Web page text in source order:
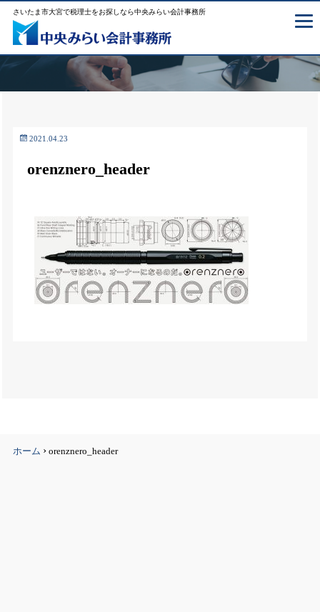
さいたま市大宮で税理士をお探しなら中央みらい会計事務所
2021.04.23
orenznero_header
ホーム ›orenznero_header